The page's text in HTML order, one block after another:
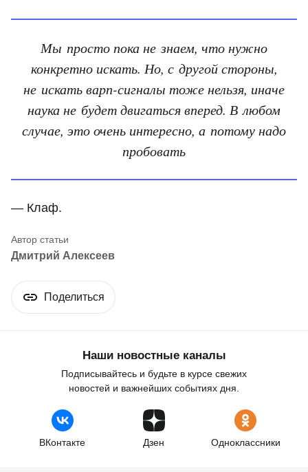
Мы просто пока не знаем, что нужно
конкретно искать. Но, с другой стороны,
не искать варп-сигналы тоже нельзя, иначе
наука не будет двигаться вперед. В любом
случае, это очень интересно, а потому надо
пробовать
— Клаф.
Дмитрий Алексеев
Поделиться
Наши новостные каналы
Подписывайтесь и будьте в курсе свежих
новостей и важнейших событиях дня.
ВКонтакте Дзен Одноклассники